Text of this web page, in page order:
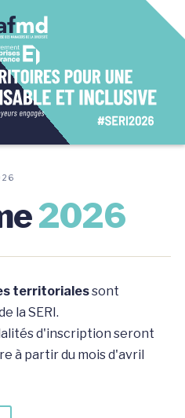
2026
territorialessont
la SERI.
d'inscription seront
à partir du mois d'avril